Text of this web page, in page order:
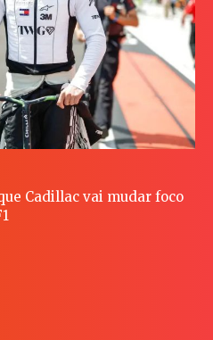
Cadillac vai mudar foco